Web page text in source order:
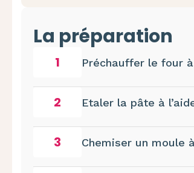
La préparation
1 Préchauffer le four
2 Etaler la pâte à
3 Chemiser un moule